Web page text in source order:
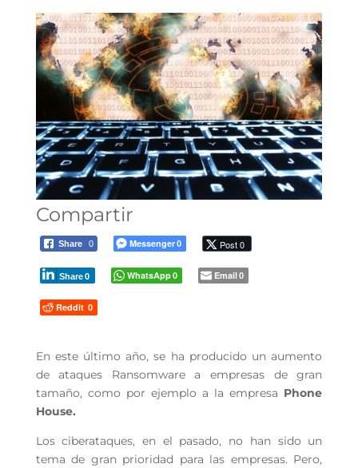
Compartir
Share 0 Messenger0 Post 0
Share0 WhatsApp0 Email0
Reddit 0
En este último año, se ha producido un aumento
de ataques Ransomware a empresas de gran
tamaño, como por ejemplo a la empresa Phone
House.
Los ciberataques, en el pasado, no han sido un
tema de gran prioridad para las empresas. Pero,